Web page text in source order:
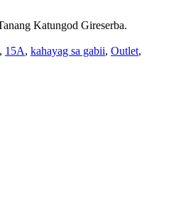
Katungod Gireserba.
, 15A, kahayag sa gabii, Outlet,